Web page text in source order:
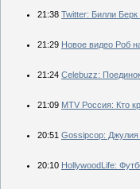
21:38 Twitter: Билли
21:29 Новое видео Роб
21:24 Celebuzz:
21:09 MTV Россия: Кто
20:51 Gossipcop: Джулия
20:10 HollywoodLife: